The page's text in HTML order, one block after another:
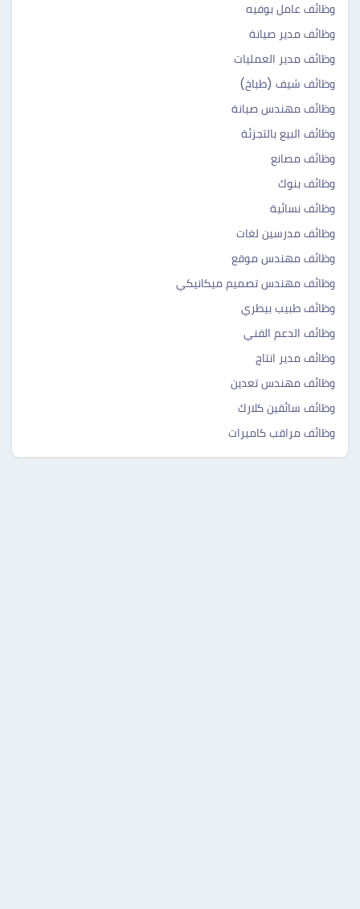
وظائف عامل بوفيه
وظائف مدير صيانة
وظائف مدير العمليات
وظائف شيف (طباخ)
وظائف مهندس صيانة
وظائف البيع بالتجزئة
وظائف مصانع
وظائف بنوك
وظائف نسائية
وظائف مدرسين لغات
وظائف مهندس موقع
وظائف مهندس تصميم ميكانيكي
وظائف طبيب بيطري
وظائف الدعم الفني
وظائف مدير انتاج
وظائف مهندس تعدين
وظائف سائقين كلارك
وظائف مراقب كاميرات